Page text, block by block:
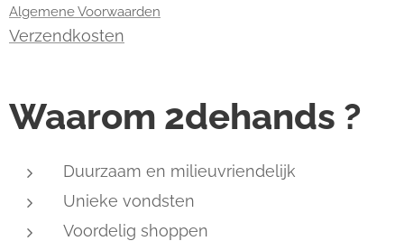
Algemene Voorwaarden
Verzendkosten
Waarom 2dehands ?
Duurzaam en milieuvriendelijk
Unieke vondsten
Voordelig shoppen